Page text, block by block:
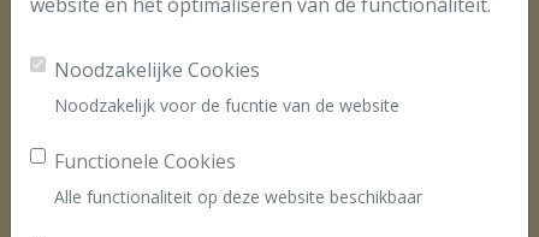
Noodzakelijke Cookies
Noodzakelijk voor de fucntie van de website
Functionele Cookies
Alle functionaliteit op deze website beschikbaar
Kies consulent * (optioneel)
de hele site.